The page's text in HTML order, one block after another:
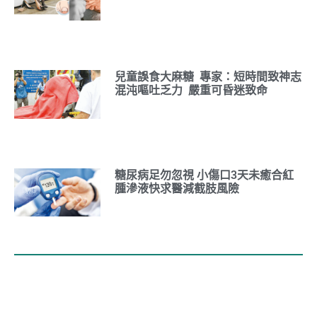
兒童誤食大麻糖 專家：短時間致神志
混沌嘔吐乏力 嚴重可昏迷致命
糖尿病足勿忽視 小傷口3天未癒合紅
腫滲液快求醫減截肢風險